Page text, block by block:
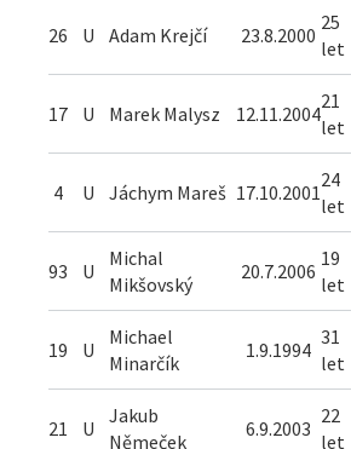
26 U Adam Krejčí 23.8.2000
25
let
17 U Marek Malysz 12.11.2004
21
let
4 U Jáchym Mareš 17.10.2001
24
let
93 U
Michal
Mikšovský
20.7.2006
19
let
19 U
Michael
Minarčík
1.9.1994
31
let
21 U
Jakub
Němeček
6.9.2003
22
let